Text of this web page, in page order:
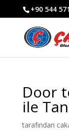
+90 544
Door
ile
tarafından